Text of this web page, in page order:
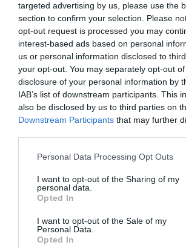
targeted advertising by us, please use the
section to confirm your selection. Please
opt-out request is processed you may
interest-based ads based on personal
us or personal information disclosed to
your opt-out. You may separately opt-out
disclosure of your personal information by
IAB’s list of downstream participants. This
also be disclosed by us to third parties on
Downstream Participants that may further
Personal Data Processing Opt Outs
I want to opt-out of the Sharing of my
personal data.
Opted In
I want to opt-out of the Sale of my
Personal Data.
Opted In
Doudoua commenté :
13
Une compagnie souvent dans l’ombre de
du Golfe, qui croit tranquillement. A noter
stratégie de développement est différente
d’emirates, Qatar, Ethiad… Ils se basent sur
ce fut le cas pour les 3 autres compagnies
Cependant ce modèle commence à
peine à être remplie hors des lignes
d’emirates en First…). De plus, Oman Air ne
comme une compagnie visant à transporter
d’un point A à un point C en passant par un